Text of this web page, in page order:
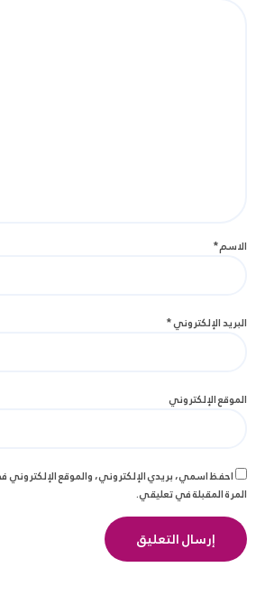
الاسم*
البريد الإلكتروني*
الموقع الإلكتروني
احفظ اسمي، بريدي الإلكتروني، والموقع
المرة المقبلة في تعليقي.